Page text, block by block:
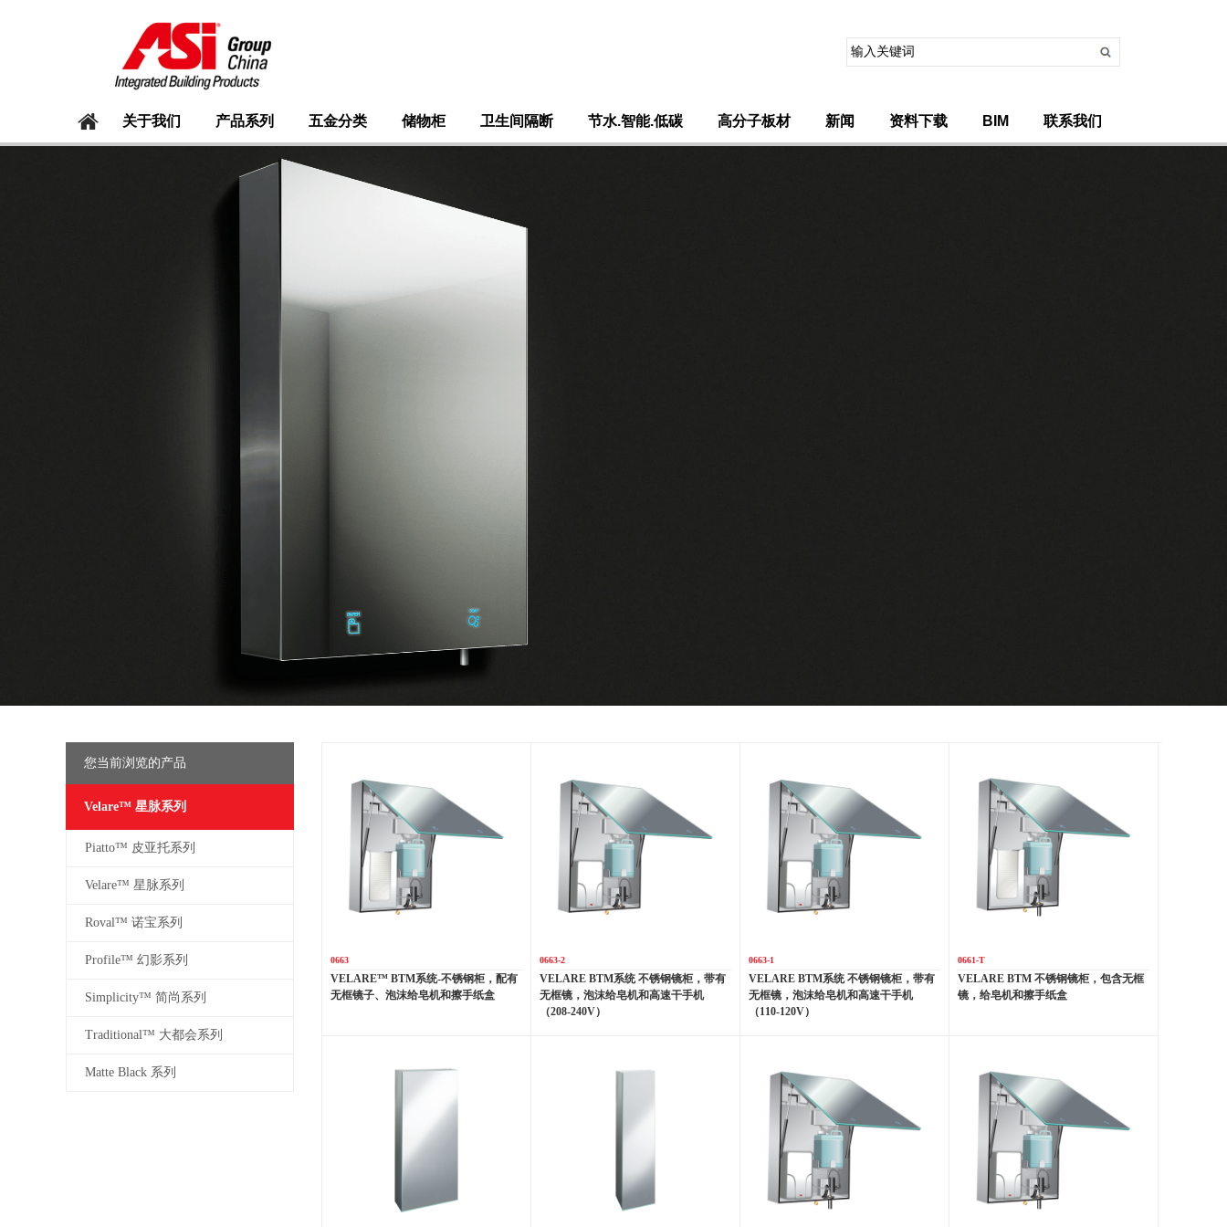
关于我们 产品系列 五金分类 储物柜 卫生间隔断 节水.智能.低碳 高分子板材 新闻 资料下载 BIM 联系我们
您当前浏览的产品
Velare™ 星脉系列
Piatto™ 皮亚托系列
Velare™ 星脉系列
Roval™ 诺宝系列
Profile™ 幻影系列
Simplicity™ 简尚系列
Traditional™ 大都会系列
Matte Black 系列
0663
VELARE™ BTM系统-不锈钢柜，配有
无框镜子、泡沫给皂机和擦手纸盒
0663-2
VELARE BTM系统 不锈钢镜柜，带有
无框镜，泡沫给皂机和高速干手机
（208-240V）
0663-1
VELARE BTM系统 不锈钢镜柜，带有
无框镜，泡沫给皂机和高速干手机
（110-120V）
0661-T
VELARE BTM 不锈钢镜柜，包含无框
镜，给皂机和擦手纸盒